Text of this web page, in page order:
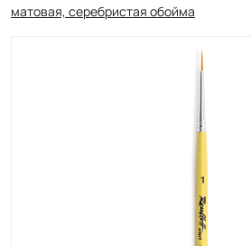
матовая, серебристая обойма